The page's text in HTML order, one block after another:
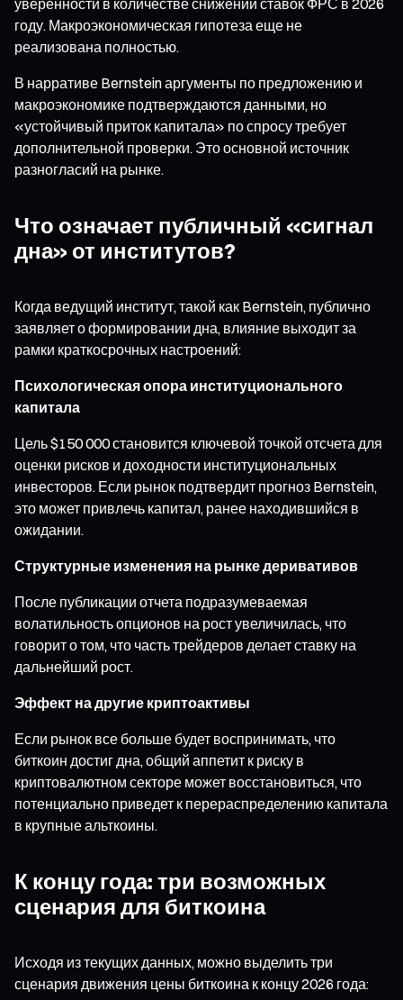
году. Макроэкономическая гипотеза еще не
реализована полностью.
В нарративе Bernstein аргументы по предложению и
макроэкономике подтверждаются данными, но
«устойчивый приток капитала» по спросу требует
дополнительной проверки. Это основной источник
разногласий на рынке.
Что означает публичный «сигнал
дна» от институтов?
Когда ведущий институт, такой как Bernstein, публично
заявляет о формировании дна, влияние выходит за
рамки краткосрочных настроений:
Психологическая опора институционального
капитала
Цель $150 000 становится ключевой точкой отсчета для
оценки рисков и доходности институциональных
инвесторов. Если рынок подтвердит прогноз Bernstein,
это может привлечь капитал, ранее находившийся в
ожидании.
Структурные изменения на рынке деривативов
После публикации отчета подразумеваемая
волатильность опционов на рост увеличилась, что
говорит о том, что часть трейдеров делает ставку на
дальнейший рост.
Эффект на другие криптоактивы
Если рынок все больше будет воспринимать, что
биткоин достиг дна, общий аппетит к риску в
криптовалютном секторе может восстановиться, что
потенциально приведет к перераспределению капитала
в крупные альткоины.
К концу года: три возможных
сценария для биткоина
Исходя из текущих данных, можно выделить три
сценария движения цены биткоина к концу 2026 года: